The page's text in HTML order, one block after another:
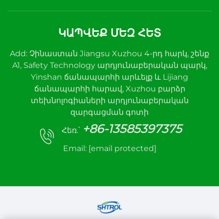
ԿԱՊՎԵՔ ՄԵԶ ՀԵՏ
Add: Չինաստան Jiangsu Xuzhou 4-րդ հարկ, շենք
A1, Safety Technology արդյունաբերական պարկ,
Yinshan ճանապարհի արևելք և Lijiang
ճանապարհի հարավ, Xuzhou բարձր
տեխնոլոգիաների արդյունաբերական
զարգացման գոտի
Հեռ.՝ +86-13585397375
Email: [email protected]